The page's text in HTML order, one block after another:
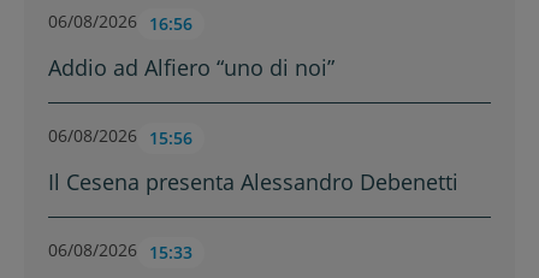
06/08/2026 16:56
Addio ad Alfiero “uno di noi”
06/08/2026 15:56
Il Cesena presenta Alessandro Debenetti
06/08/2026 15:33